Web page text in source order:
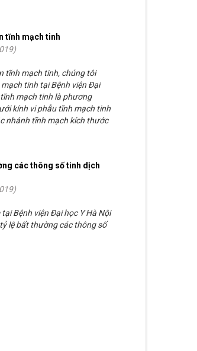
tĩnh mạch tinh
)
tĩnh mạch tinh, chúng tôi
tinh tại Bệnh viện Đại
mạch tinh là phương
kính vi phẫu tĩnh mạch tinh
nhánh tĩnh mạch kích thước
các thông số tinh dịch
)
Bệnh viện Đại học Y Hà Nội
lệ bất thường các thông số